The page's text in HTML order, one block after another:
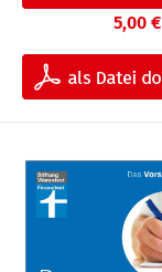
5,00 €